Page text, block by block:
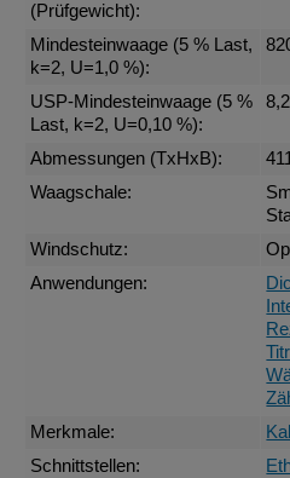
(Prüfgewicht):
Mindesteinwaage (5 % Last,
k=2, U=1,0 %):
USP-Mindesteinwaage (5 %
Last, k=2, U=0,10 %):
Abmessungen (TxHxB):
Waagschale:
Windschutz:
Anwendungen:
Merkmale:
Schnittstellen: